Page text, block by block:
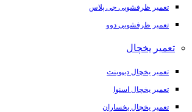
تعمیر ظرفشویی جی پلاس
تعمیر ظرفشویی دوو
تعمیر یخچال
تعمیر یخچال دیپوینت
تعمیر یخچال اسنوا
تعمیر یخچال یخساران